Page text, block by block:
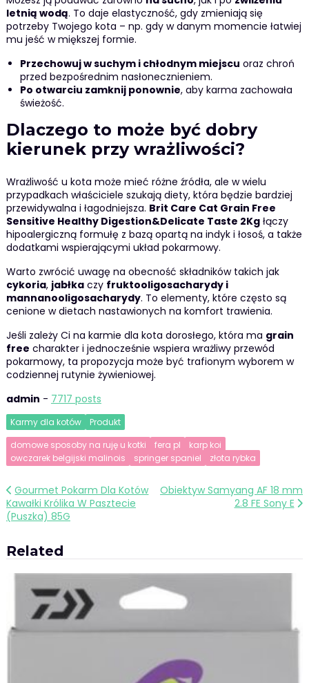
letnią wodą. To daje elastyczność, gdy zmieniają się
potrzeby Twojego kota – np. gdy w danym momencie łatwiej
mu jeść w miększej formie.
Przechowuj w suchym i chłodnym miejscu oraz chroń
przed bezpośrednim nasłonecznieniem.
Po otwarciu zamknij ponownie, aby karma zachowała
świeżość.
Dlaczego to może być dobry
kierunek przy wrażliwości?
Wrażliwość u kota może mieć różne źródła, ale w wielu
przypadkach właściciele szukają diety, która będzie bardziej
przewidywalna i łagodniejsza. Brit Care Cat Grain Free
Sensitive Healthy Digestion&Delicate Taste 2Kgłączy
hipoalergiczną formułę z bazą opartą na indyk i łosoś, a także
dodatkami wspierającymi układ pokarmowy.
Warto zwrócić uwagę na obecność składników takich jak
cykoria, jabłkaczy fruktooligosacharydy i
mannanooligosacharydy. To elementy, które często są
cenione w dietach nastawionych na komfort trawienia.
Jeśli zależy Ci na karmie dla kota dorosłego, która ma grain
free charakter i jednocześnie wspiera wrażliwy przewód
pokarmowy, ta propozycja może być trafionym wyborem w
codziennej rutynie żywieniowej.
admin - 7717 posts
Karmy dla kotów
Produkt
domowe sposoby na ruję u kotki
fera pl
karp koi
owczarek belgijski malinois
springer spaniel złota rybka
Nawigacja
wpisu
Gourmet Pokarm Dla Kotów
Kawałki Królika W Pasztecie
(Puszka) 85G
Obiektyw Samyang AF 18 mm
2.8 FE Sony E
Related